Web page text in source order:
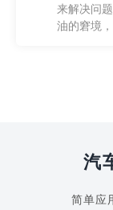
来解决问
油的窘境
汽
简单应